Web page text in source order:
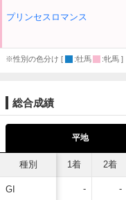
プリンセスロマンス
※性別の色分け [ :牡馬 :牝馬 ]
総合成績
平地
種別
GI
1着 2着
- -